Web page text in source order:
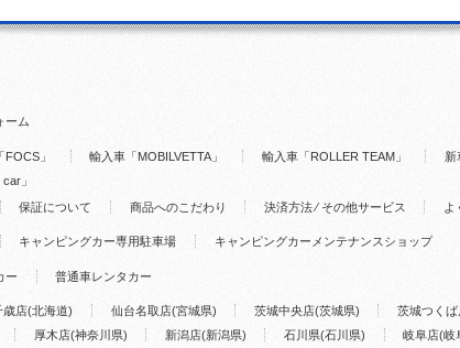
ーム
」 輸入車「MOBILVETTA」 輸入車「ROLLER TEAM」 新
」
保証について 商品へのこだわり 決済方法 ⁄ その他サービス よ
キャンピングカー専用駐車場 キャンピングカーメンテナンスショップ
ー 普通車レンタカー
歳店(北海道) 仙台名取店(宮城県) 茨城中央店(茨城県) 茨城つく
厚木店(神奈川県) 新潟店(新潟県) 石川県(石川県) 岐阜店(岐